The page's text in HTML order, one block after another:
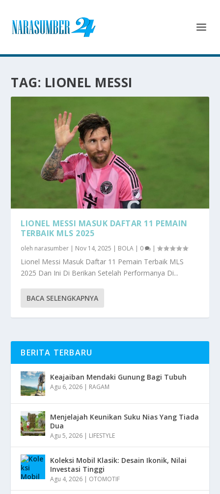
TAG: LIONEL MESSI
LIONEL MESSI MASUK DAFTAR 11 PEMAIN
TERBAIK MLS 2025
oleh narasumber | Nov 14, 2025 | BOLA | 0 |
Lionel Messi Masuk Daftar 11 Pemain Terbaik MLS
2025 Dan Ini Di Berikan Setelah Performanya Di...
BACA SELENGKAPNYA
BERITA TERBARU
Keajaiban Mendaki Gunung Bagi Tubuh
Agu 6, 2026 | RAGAM
Menjelajah Keunikan Suku Nias Yang Tiada
Dua
Agu 5, 2026 | LIFESTYLE
Koleksi Mobil Klasik: Desain Ikonik, Nilai
Investasi Tinggi
Agu 4, 2026 | OTOMOTIF